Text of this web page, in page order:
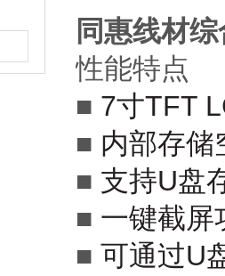
同惠线材
性能特点
■ 7寸TFT
■ 内部存储
■ 支持U盘
■ 一键截屏
■ 可通过U